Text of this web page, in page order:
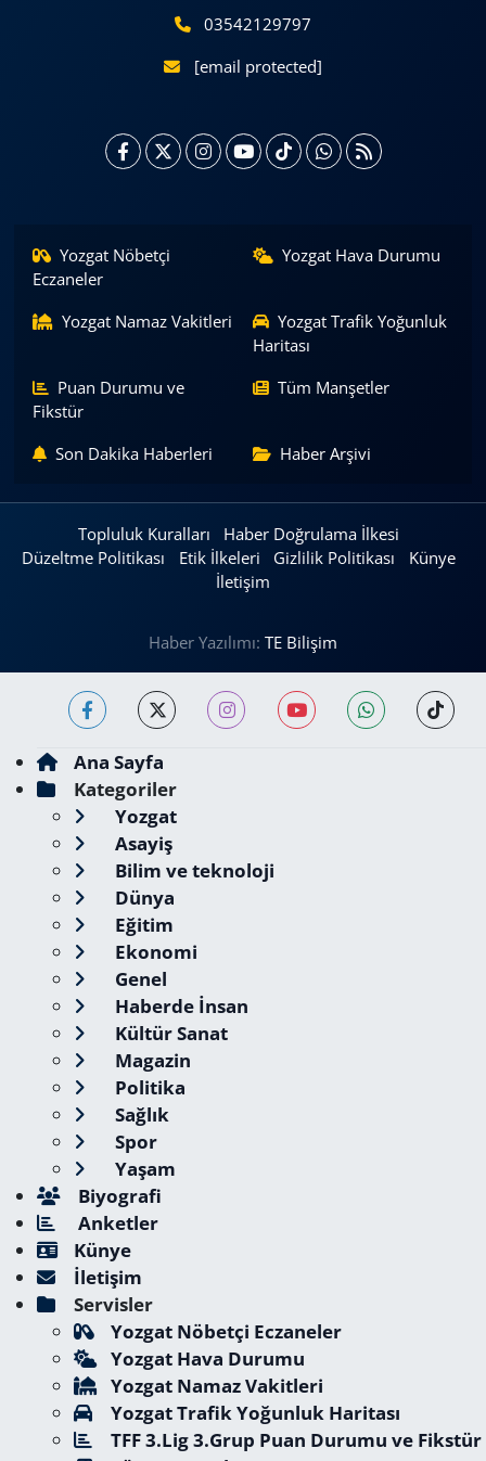
03542129797
[email protected]
Yozgat Nöbetçi
Eczaneler
Yozgat Hava Durumu
Yozgat Namaz Vakitleri
Yozgat Trafik Yoğunluk
Haritası
Puan Durumu ve
Fikstür
Tüm Manşetler
Son Dakika Haberleri Haber Arşivi
Topluluk Kuralları
Haber Doğrulama İlkesi
Düzeltme Politikası
Etik İlkeleri Gizlilik Politikası
Künye
İletişim
Haber Yazılımı: TE Bilişim
Ana Sayfa
Kategoriler
Yozgat
Asayiş
Bilim ve teknoloji
Dünya
Eğitim
Ekonomi
Genel
Haberde İnsan
Kültür Sanat
Magazin
Politika
Sağlık
Spor
Yaşam
Biyografi
Anketler
Künye
İletişim
Servisler
Yozgat Nöbetçi Eczaneler
Yozgat Hava Durumu
Yozgat Namaz Vakitleri
Yozgat Trafik Yoğunluk Haritası
TFF 3.Lig 3.Grup Puan Durumu ve Fikstür